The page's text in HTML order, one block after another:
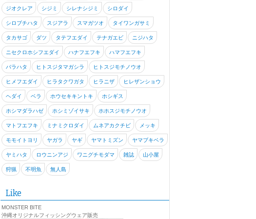
ジオクレア シジミ シレナシジミ シロダイ
シロブチハタ スジアラ スマガツオ タイワンガサミ
タカサゴ ダツ タテフエダイ テナガエビ ニジハタ
ニセクロホシフエダイ ハナフエフキ ハマフエフキ
バラハタ ヒトスジタマガシラ ヒトスジモチノウオ
ヒメフエダイ ヒラタクワガタ ヒラニザ ヒレザンショウ
ヘダイ ベラ ホウセキキントキ ホシギス
ホシマダラハゼ ホシミゾイサキ ホホスジモチノウオ
マトフエフキ ミナミクロダイ ムネアカクチビ メッキ
モモイトヨリ ヤガラ ヤギ ヤマトミズン ヤマブキベラ
ヤミハタ ロウニンアジ ワニグチモダマ 雑誌 山小屋
狩猟 不明魚 無人島
Like
MONSTER BITE
沖縄オリジナルフィッシングウェア販売